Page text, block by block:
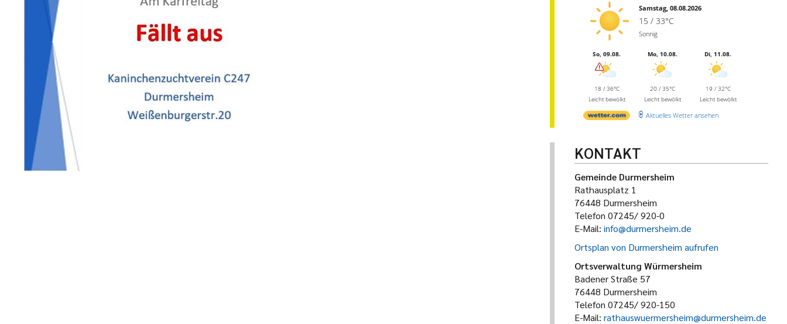
Samstag, 08.08.2026
15 / 33°C
Sonnig
So, 09.08.
18 / 36°C
Leicht bewölkt
Mo, 10.08.
20 / 35°C
Leicht bewölkt
Di, 11.08.
19 / 32°C
Leicht bewölkt
Aktuelles Wetter ansehen
KONTAKT
Gemeinde Durmersheim
Rathausplatz 1
76448 Durmersheim
Telefon 07245/ 920-0
E-Mail: info@durmersheim.de
Ortsplan von Durmersheim aufrufen
Ortsverwaltung Würmersheim
Badener Straße 57
76448 Durmersheim
Telefon 07245/ 920-150
E-Mail: rathauswuermersheim@durmersheim.de